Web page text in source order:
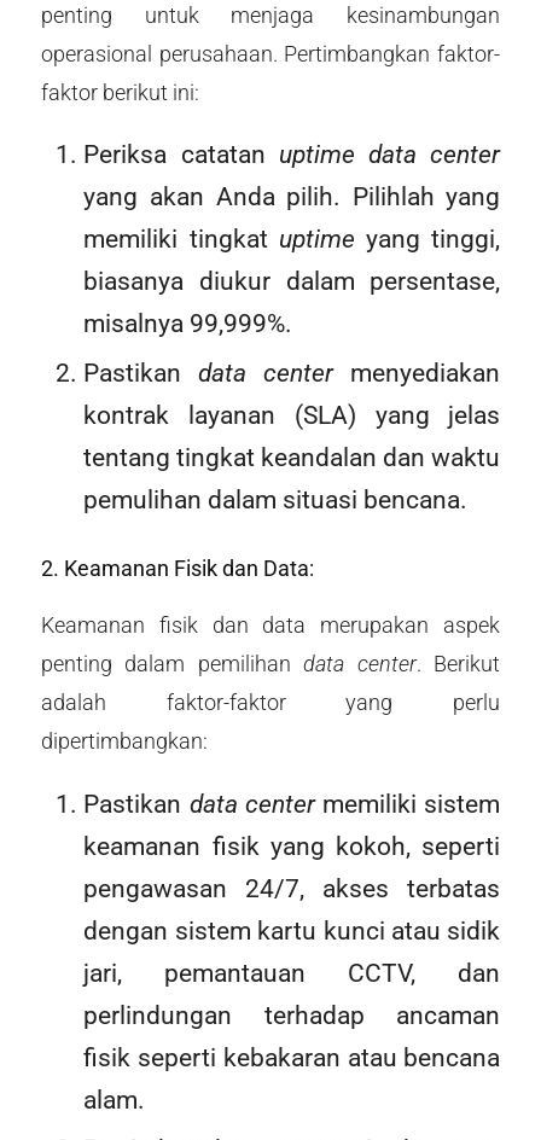
penting untuk menjaga kesinambungan
operasional perusahaan. Pertimbangkan faktor-
faktor berikut ini:
Periksa catatan uptime data center
yang akan Anda pilih. Pilihlah yang
memiliki tingkat uptime yang tinggi,
biasanya diukur dalam persentase,
misalnya 99,999%.
Pastikandata centermenyediakan
kontrak layanan (SLA) yang jelas
tentang tingkat keandalan dan waktu
pemulihan dalam situasi bencana.
2. Keamanan Fisik dan Data:
Keamanan fisik dan data merupakan aspek
penting dalam pemilihandata center. Berikut
adalah faktor-faktor yang perlu
dipertimbangkan:
Pastikan data centermemiliki sistem
keamanan fisik yang kokoh, seperti
pengawasan 24/7, akses terbatas
dengan sistem kartu kunci atau sidik
jari, pemantauan CCTV, dan
perlindungan terhadap ancaman
fisik seperti kebakaran atau bencana
alam.